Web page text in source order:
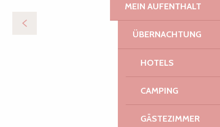
MEIN AUFENTHALT
ÜBERNACHTUNG
HOTELS
CAMPING
GÄSTEZIMMER